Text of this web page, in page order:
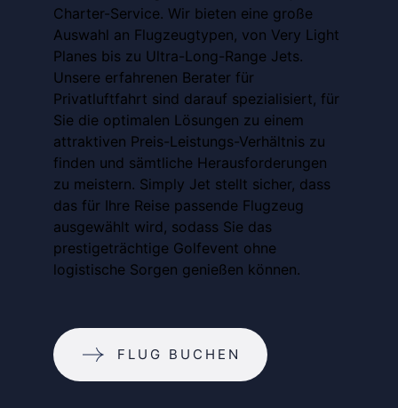
Charter-Service. Wir bieten eine große
Auswahl an Flugzeugtypen, von Very Light
Planes bis zu Ultra-Long-Range Jets.
Unsere erfahrenen Berater für
Privatluftfahrt sind darauf spezialisiert, für
Sie die optimalen Lösungen zu einem
attraktiven Preis-Leistungs-Verhältnis zu
finden und sämtliche Herausforderungen
zu meistern. Simply Jet stellt sicher, dass
das für Ihre Reise passende Flugzeug
ausgewählt wird, sodass Sie das
prestigeträchtige Golfevent ohne
logistische Sorgen genießen können.
FLUG BUCHEN